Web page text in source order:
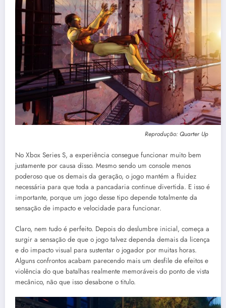
Reprodução: Quarter Up
No Xbox Series S, a experiência consegue funcionar muito bem
justamente por causa disso. Mesmo sendo um console menos
poderoso que os demais da geração, o jogo mantém a fluidez
necessária para que toda a pancadaria continue divertida. E isso é
importante, porque um jogo desse tipo depende totalmente da
sensação de impacto e velocidade para funcionar.
Claro, nem tudo é perfeito. Depois do deslumbre inicial, começa a
surgir a sensação de que o jogo talvez dependa demais da licença
e do impacto visual para sustentar o jogador por muitas horas.
Alguns confrontos acabam parecendo mais um desfile de efeitos e
violência do que batalhas realmente memoráveis do ponto de vista
mecânico, não que isso desabone o titulo.